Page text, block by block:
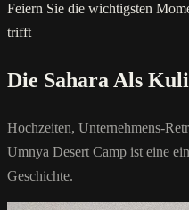
Feiern Sie die wichtigsten
trifft
Die Sahara Als
Hochzeiten, Unternehmens-
Umnya Desert Camp ist eine
Geschichte.